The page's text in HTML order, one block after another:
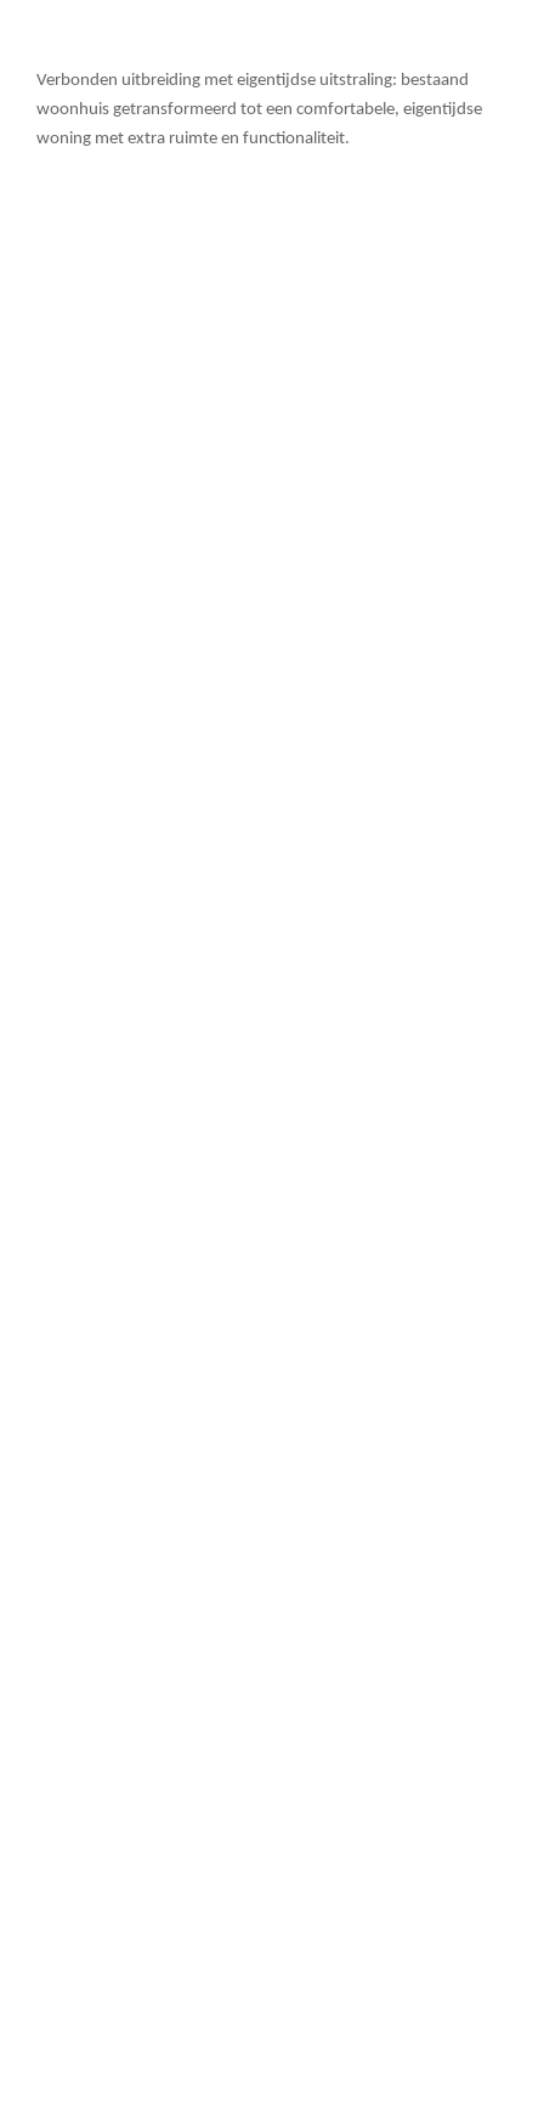
Verbonden uitbreiding met eigentijdse uitstraling: bestaand
woonhuis getransformeerd tot een comfortabele, eigentijdse
woning met extra ruimte en functionaliteit.